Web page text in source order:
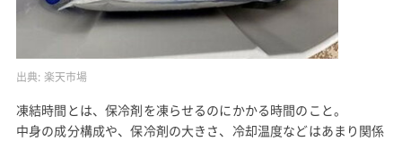
出典: 楽天市場
凍結時間とは、保冷剤を凍らせるのにかかる時間のこと。
中身の成分構成や、保冷剤の大きさ、冷却温度などはあまり関係